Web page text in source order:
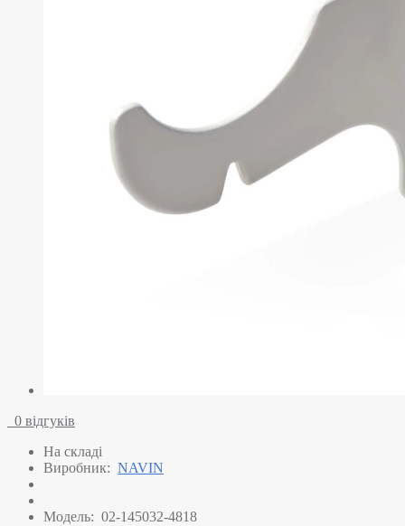
0 відгуків
На складі
Виробник: NAVIN
Модель: 02-145032-4818